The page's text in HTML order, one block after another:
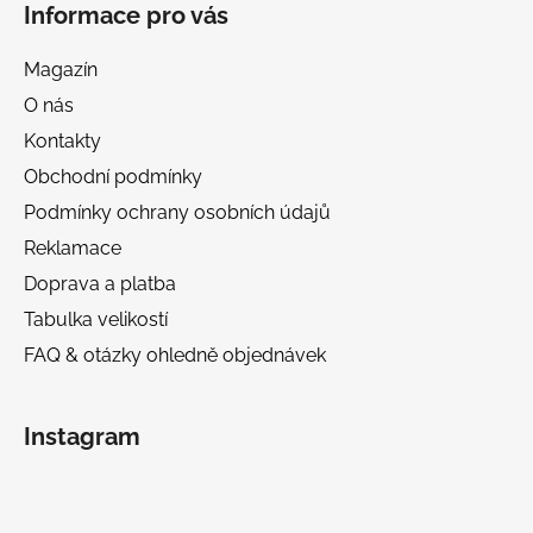
Informace pro vás
Magazín
O nás
Kontakty
Obchodní podmínky
Podmínky ochrany osobních údajů
Reklamace
Doprava a platba
Tabulka velikostí
FAQ & otázky ohledně objednávek
Instagram